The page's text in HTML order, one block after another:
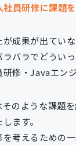
員研修に課題を
成果が出ていな
ラバラでどうい
修・Javaエン
のような課題
ます。
考えるための